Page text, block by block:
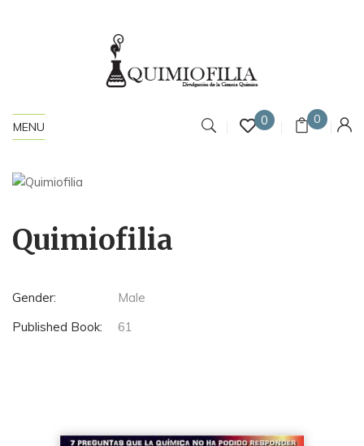
MENU 0 0
Quimiofilia
Gender:
Male
Published Book:
61